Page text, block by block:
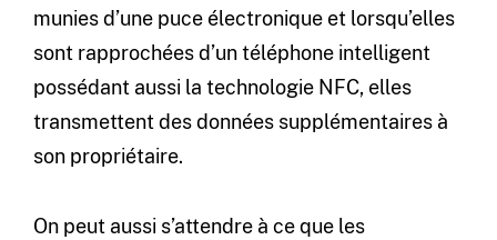
munies d’une puce électronique et lorsqu’elles
sont rapprochées d’un téléphone intelligent
possédant aussi la technologie NFC, elles
transmettent des données supplémentaires à
son propriétaire.
On peut aussi s’attendre à ce que les